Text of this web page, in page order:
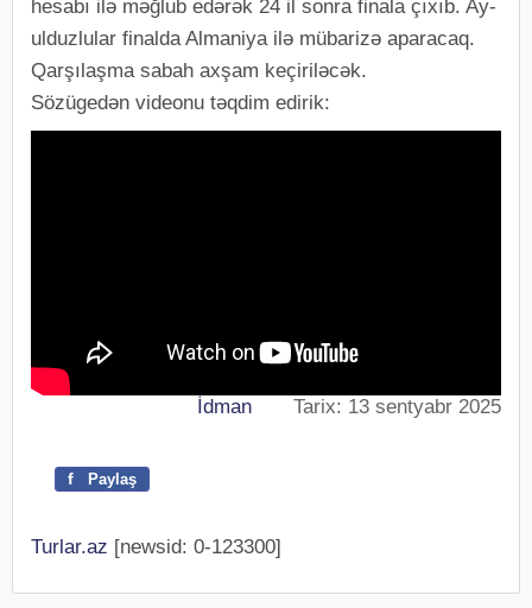
hesabı ilə məğlub edərək 24 il sonra finala çıxıb. Ay-
ulduzlular finalda Almaniya ilə mübarizə aparacaq.
Qarşılaşma sabah axşam keçiriləcək.
Sözügedən videonu təqdim edirik:
İdman Tarix: 13 sentyabr 2025
f Paylaş
Turlar.az [newsid: 0-123300]